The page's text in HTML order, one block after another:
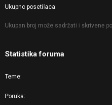
Ukupno posetilaca
Ukupan broj može sadržati i skrivene
Statistika foruma
Teme
Poruka